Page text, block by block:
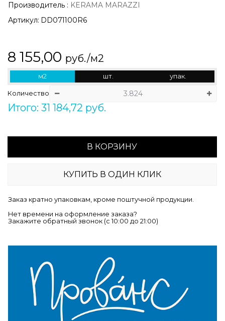
Производитель : KERAMA MARAZZI
Артикул: DD071100R6
8 155,00 руб./м2
м2 шт. упак.
Количество
Итого: 31 184,72 руб.
В КОРЗИНУ
КУПИТЬ В ОДИН КЛИК
Заказ кратно упаковкам, кроме поштучной продукции.
Нет времени на оформление заказа?
Закажите обратный звонок (c 10:00 до 21:00)